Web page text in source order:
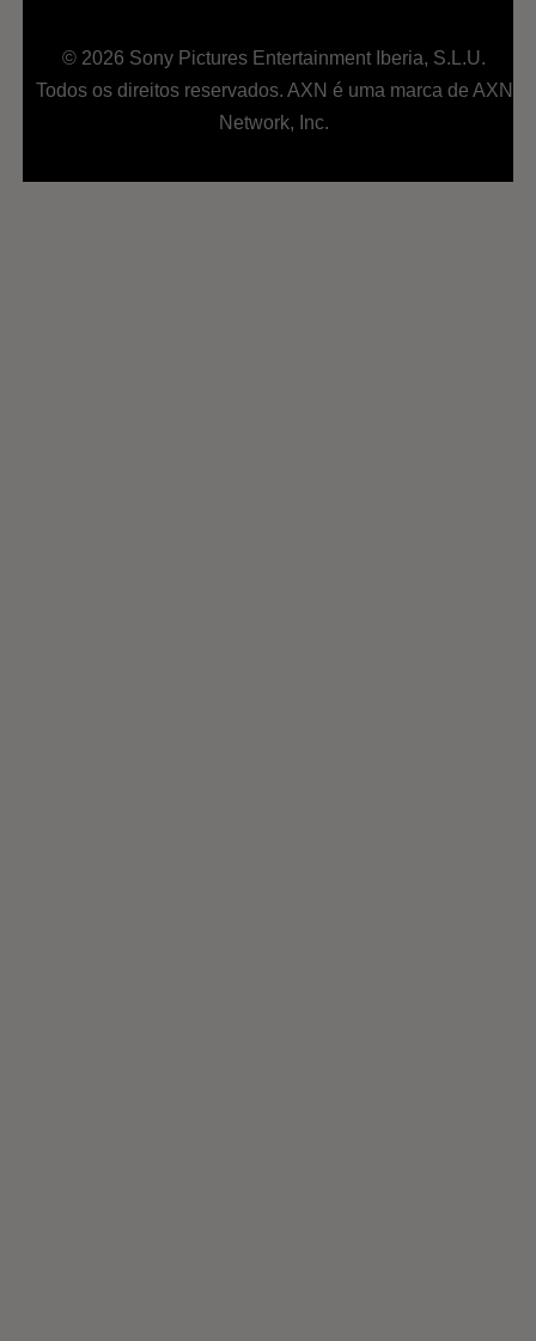
© 2026 Sony Pictures Entertainment Iberia, S.L.U.
Todos os direitos reservados. AXN é uma marca de AXN
Network, Inc.